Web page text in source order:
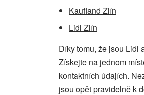
Kaufland Zlín
Lidl Zlín
Díky tomu, že jsou Lidl
Získejte na jednom
kontaktních údajích.
jsou opět pravidelně k